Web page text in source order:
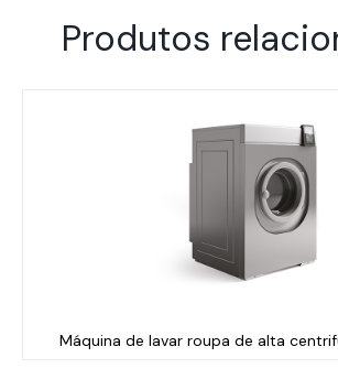
Produtos
Máquina de lavar roupa de alta